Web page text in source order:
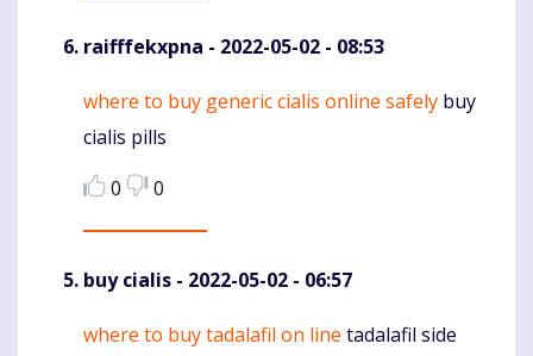
raifffekxpna - 2022-05-02 - 08:53
Komentaras
where to buy generic cialis online safely buy
cialis pills
0
0
buy cialis - 2022-05-02 - 06:57
Komentaras
where to buy tadalafil on line tadalafil side